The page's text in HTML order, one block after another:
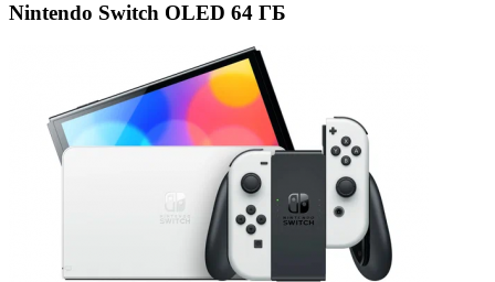
Nintendo Switch OLED 64 ГБ